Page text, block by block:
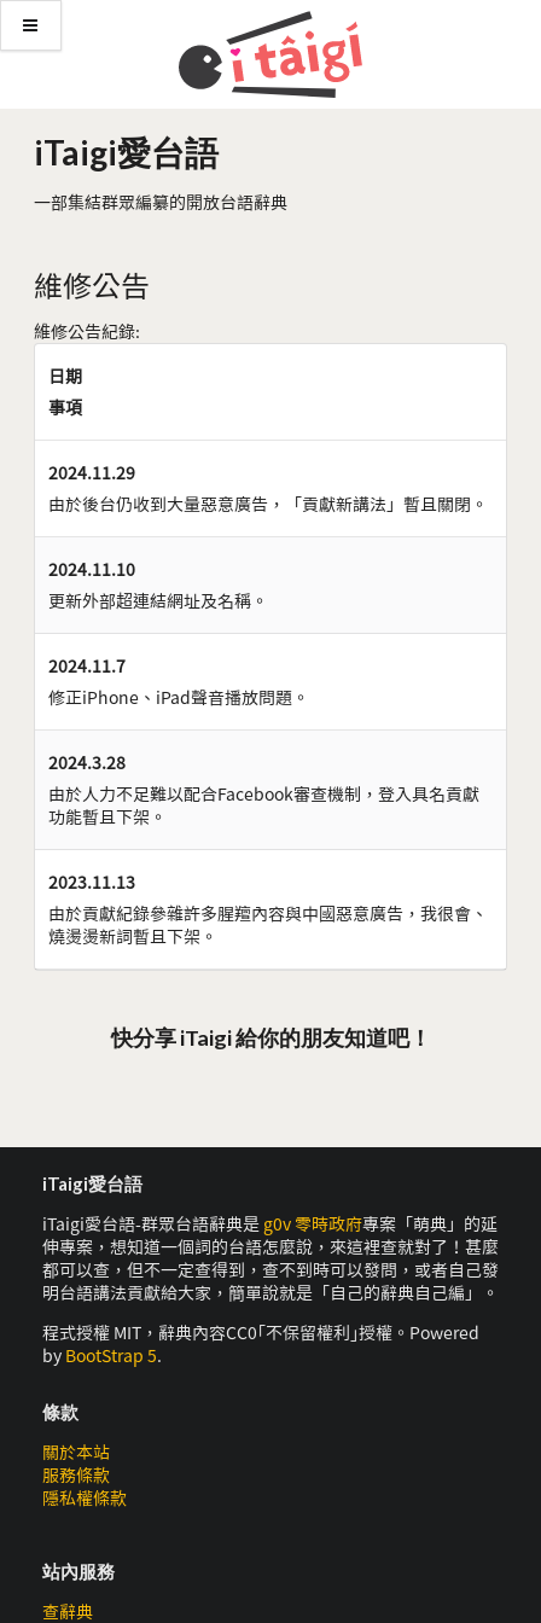
iTaigi愛台語
一部集結群眾編纂的開放台語辭典
維修公告
維修公告紀錄:
日期
事項
2024.11.29
由於後台仍收到大量惡意廣告，「貢獻新講法」暫且關閉。
2024.11.10
更新外部超連結網址及名稱。
2024.11.7
修正iPhone、iPad聲音播放問題。
2024.3.28
由於人力不足難以配合Facebook審查機制，登入具名貢獻
功能暫且下架。
2023.11.13
由於貢獻紀錄參雜許多腥羶內容與中國惡意廣告，我很會、
燒燙燙新詞暫且下架。
快分享 iTaigi 給你的朋友知道吧！
iTaigi愛台語
iTaigi愛台語-群眾台語辭典是 g0v 零時政府專案「萌典」的延
伸專案，想知道一個詞的台語怎麼說，來這裡查就對了！甚麼
都可以查，但不一定查得到，查不到時可以發問，或者自己發
明台語講法貢獻給大家，簡單說就是「自己的辭典自己編」。
程式授權 MIT，辭典內容CC0｢不保留權利｣授權。Powered
by BootStrap 5.
條款
關於本站
服務條款
隱私權條款
站內服務
查辭典